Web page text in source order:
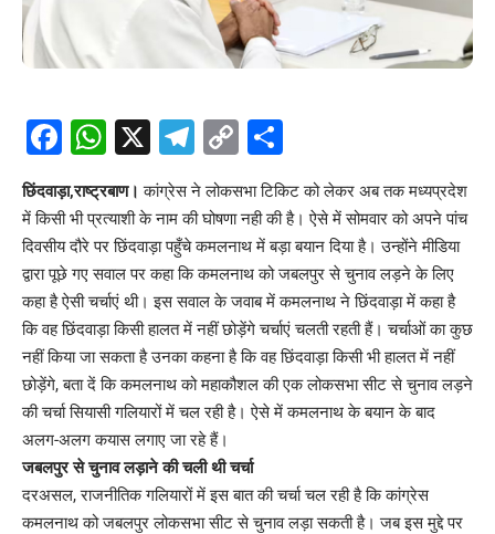
Facebook
WhatsApp
X Telegram
Copy
Link
छिंदवाड़ा,राष्ट्रबाण। कांग्रेस ने लोकसभा टिकिट को लेकर अब तक मध्यप्रदेश
में किसी भी प्रत्याशी के नाम की घोषणा नही की है। ऐसे में सोमवार को अपने पांच
दिवसीय दौरे पर छिंदवाड़ा पहुँचे कमलनाथ में बड़ा बयान दिया है। उन्होंने मीडिया
द्वारा पूछे गए सवाल पर कहा कि कमलनाथ को जबलपुर से चुनाव लड़ने के लिए
कहा है ऐसी चर्चाएं थी। इस सवाल के जवाब में कमलनाथ ने छिंदवाड़ा में कहा है
कि वह छिंदवाड़ा किसी हालत में नहीं छोड़ेंगे चर्चाएं चलती रहती हैं। चर्चाओं का कुछ
नहीं किया जा सकता है उनका कहना है कि वह छिंदवाड़ा किसी भी हालत में नहीं
छोड़ेंगे, बता दें कि कमलनाथ को महाकौशल की एक लोकसभा सीट से चुनाव लड़ने
की चर्चा सियासी गलियारों में चल रही है। ऐसे में कमलनाथ के बयान के बाद
अलग-अलग कयास लगाए जा रहे हैं।
जबलपुर से चुनाव लड़ाने की चली थी चर्चा
दरअसल, राजनीतिक गलियारों में इस बात की चर्चा चल रही है कि कांग्रेस
कमलनाथ को जबलपुर लोकसभा सीट से चुनाव लड़ा सकती है। जब इस मुद्दे पर